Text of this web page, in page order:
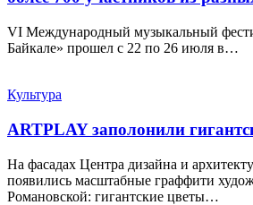
VI Международный музыкальный
Байкале» прошел с 22 по 26 июля в…
Культура
ARTPLAY заполонили
На фасадах Центра дизайна и
появились масштабные граффити
Романовской: гигантские цветы…